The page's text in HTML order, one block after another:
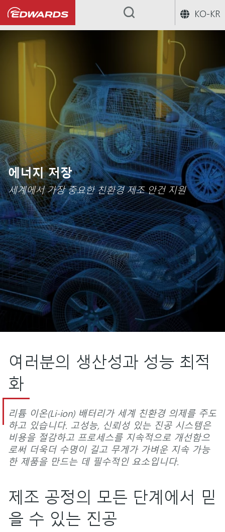
KO-KR
...
에너지 저장
세계에서 가장 중요한 친환경 제조 안건 지원
여러분의 생산성과 성능 최적
화
리튬 이온(Li-ion) 배터리가 세계 친환경 의제를 주도
하고 있습니다. 고성능, 신뢰성 있는 진공 시스템은
비용을 절감하고 프로세스를 지속적으로 개선함으
로써 더욱더 수명이 길고 무게가 가벼운 지속 가능
한 제품을 만드는 데 필수적인 요소입니다.
제조 공정의 모든 단계에서 믿
을 수 있는 진공